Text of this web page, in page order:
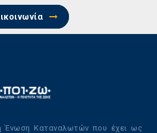
Ένωση Καταναλωτών που έχει ως